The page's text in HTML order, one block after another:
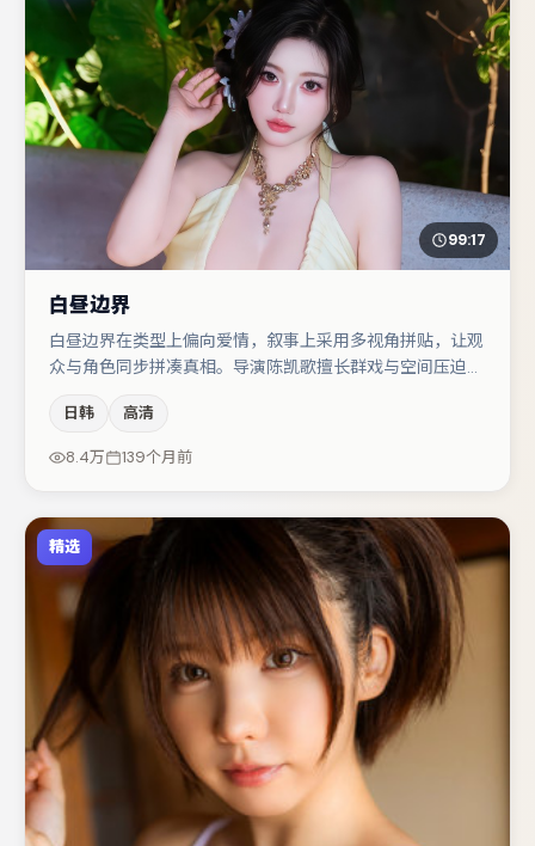
99:17
白昼边界
白昼边界在类型上偏向爱情，叙事上采用多视角拼贴，让观
众与角色同步拼凑真相。导演陈凯歌擅长群戏与空间压迫
叙事驱动，张译、木村拓哉分别提供反差与喜剧/悬疑调剂
（视场次而定）。节奏紧凑、反转有度，值得列入片单。
日韩 高清
8.4万 139个月前
精选